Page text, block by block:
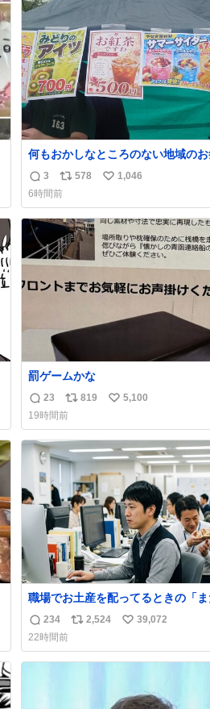
何もおかしなところのない地域の
台。あとなんか割と聞き馴染みのあ
流れてます #関広見まつり #関広見
2026
返
信
数
3
リ
ポ
ス
ト
数
578
い
ね
数
1,046
6時間前
罰ゲームかな
返
信
数
23
リ
ポ
ス
ト
数
819
い
ね
数
5,100
19時間前
職場でお土産を配ってるときの「
てませんよ」的な演技が毎回シンド
返
信
数
234
リ
ス
2,524
い
ね
39,072
22時間前